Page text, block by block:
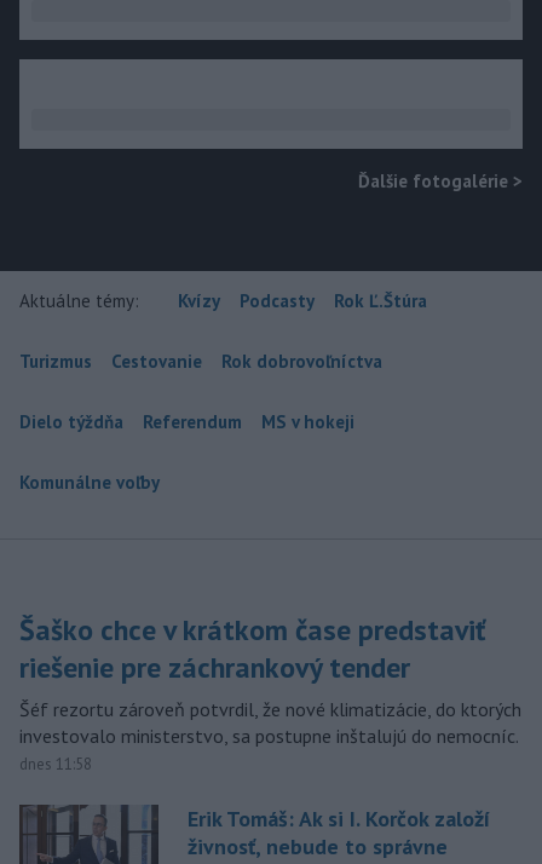
Ďalšie fotogalérie >
Aktuálne témy: Kvízy Podcasty Rok Ľ.Štúra
Turizmus Cestovanie Rok dobrovoľníctva
Dielo týždňa Referendum MS v hokeji
Komunálne voľby
Šaško chce v krátkom čase predstaviť
riešenie pre záchrankový tender
Šéf rezortu zároveň potvrdil, že nové klimatizácie, do ktorých
investovalo ministerstvo, sa postupne inštalujú do nemocníc.
dnes 11:58
Erik Tomáš: Ak si I. Korčok založí
živnosť, nebude to správne